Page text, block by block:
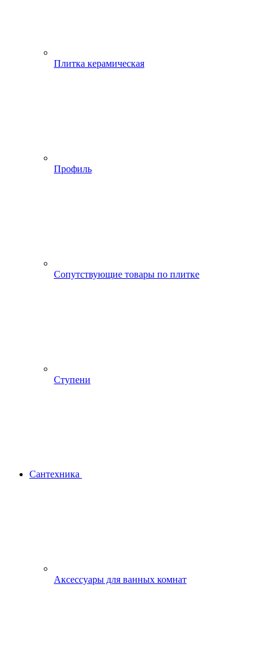
Плитка керамическая
Профиль
Сопутствующие товары по плитке
Ступени
Сантехника
Аксессуары для ванных комнат